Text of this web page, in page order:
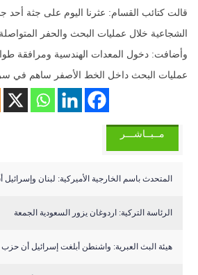
قالت كتائب القسام: عثرنا اليوم على جثة أحد
الشجاعية خلال عمليات البحث والحفر
وأضافت: دخول المعدات الهندسية ومرافقة
عمليات البحث داخل الخط الأصفر ساهم في
مــبــاشـــر
المتحدث باسم الخارجية الأميركية: لبنان وإسرائيل
الرئاسة التركية: اردوغان يزور السعودية الجمعة
هيئة البث العبرية: واشنطن أبلغت إسرائيل أن حزب